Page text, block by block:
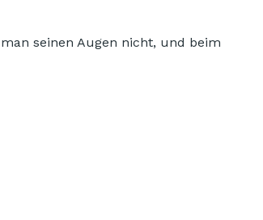
seinen Augen nicht, und beim